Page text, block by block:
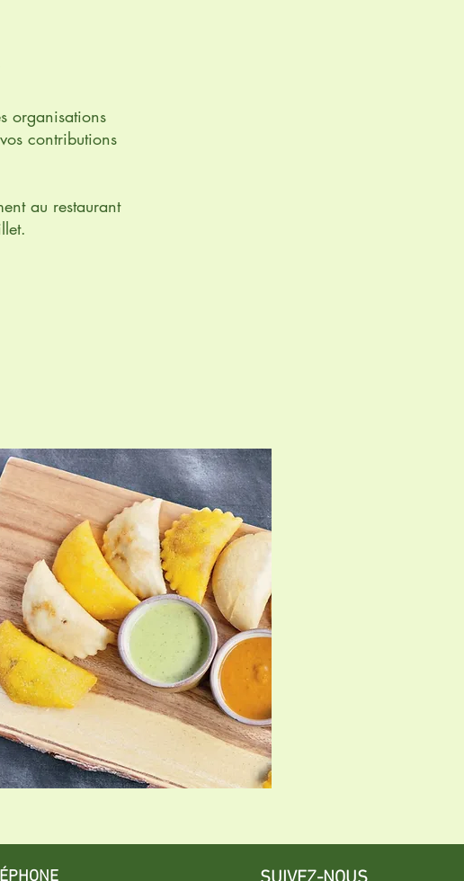
organisations
contributions
au restaurant